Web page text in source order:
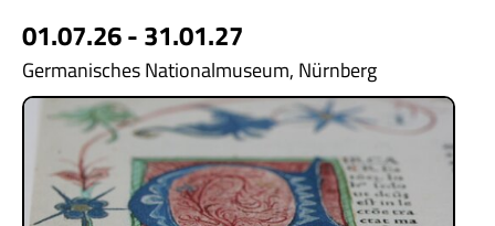
01.07.26 - 31.01.27
Germanisches Nationalmuseum, Nürnberg